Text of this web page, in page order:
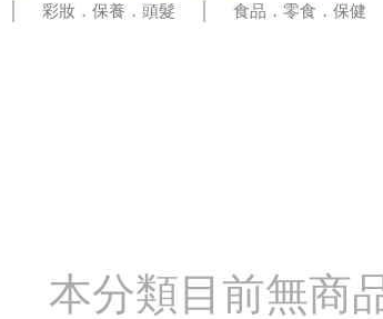
彩妝．保養．頭髮 食品．零食．保健
本分類目前無商